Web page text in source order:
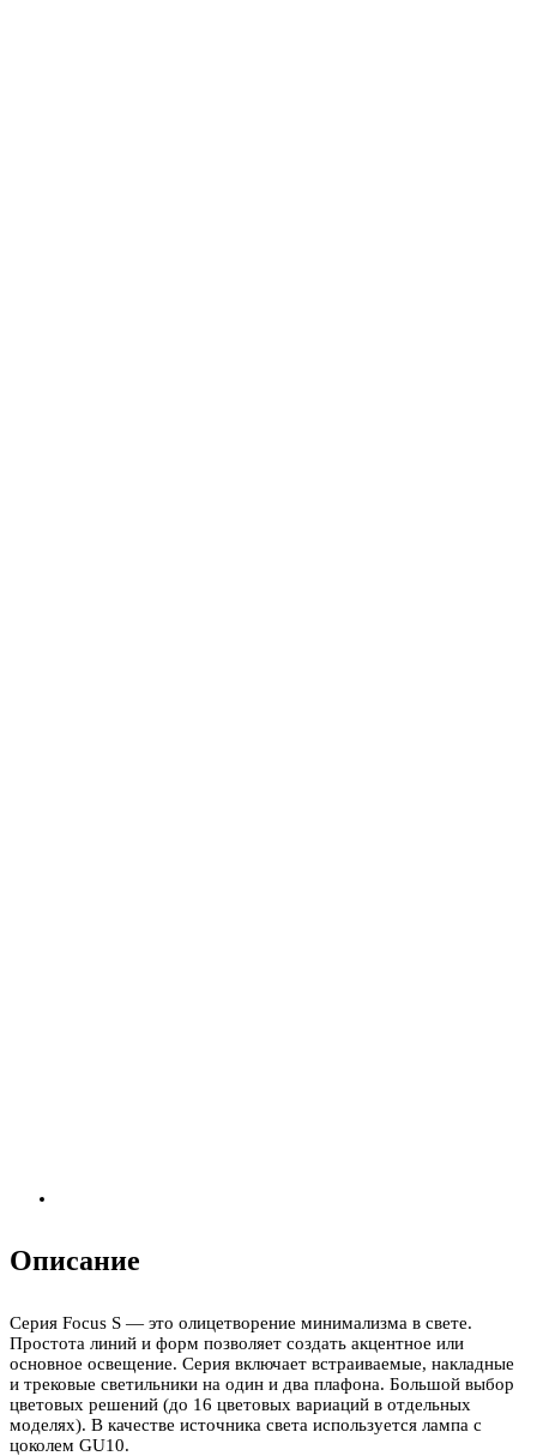
Описание
Серия Focus S — это олицетворение минимализма в свете.
Простота линий и форм позволяет создать акцентное или
основное освещение. Серия включает встраиваемые, накладные
и трековые светильники на один и два плафона. Большой выбор
цветовых решений (до 16 цветовых вариаций в отдельных
моделях). В качестве источника света используется лампа с
цоколем GU10.